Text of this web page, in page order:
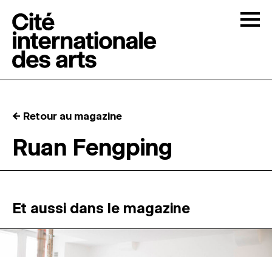
RÉSIDENCES ↓
ATELIERS OUVERTS
PROGRAMMATION
← Retour au magazine
Ruan Fengping
Et aussi dans le magazine